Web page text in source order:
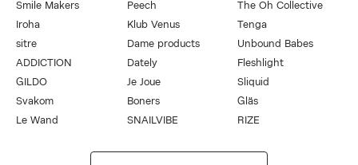
Smile Makers
Peech
The Oh Collective
Iroha
Klub Venus
Tenga
sitre
Dame products
Unbound Babes
ADDICTION
Dately
Fleshlight
GILDO
Je Joue
Sliquid
Svakom
Boners
Gläs
Le Wand
SNAILVIBE RIZE